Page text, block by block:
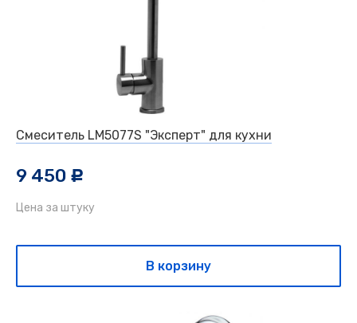
Смеситель LM5077S "Эксперт" для кухни
9 450 c
Цена за штуку
В корзину